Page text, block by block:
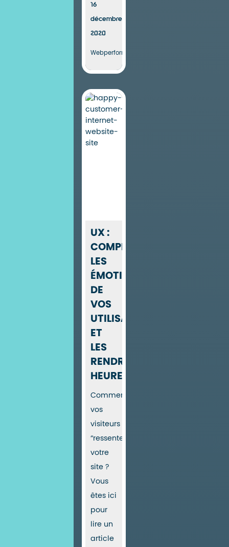
16
décembre
2020
Webperformance
UX :
COMPRENDRE
LES
ÉMOTIONS
DE
VOS
UTILISATEURS
ET
LES
RENDRE
HEUREUX
Comment
vos
visiteurs
“ressentent”
votre
site ?
Vous
êtes ici
pour
lire un
article